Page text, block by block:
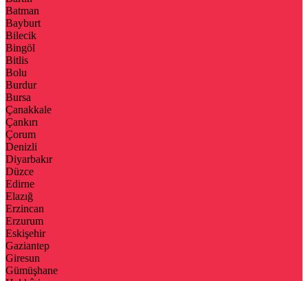
Batman
Bayburt
Bilecik
Bingöl
Bitlis
Bolu
Burdur
Bursa
Çanakkale
Çankırı
Çorum
Denizli
Diyarbakır
Düzce
Edirne
Elazığ
Erzincan
Erzurum
Eskişehir
Gaziantep
Giresun
Gümüşhane